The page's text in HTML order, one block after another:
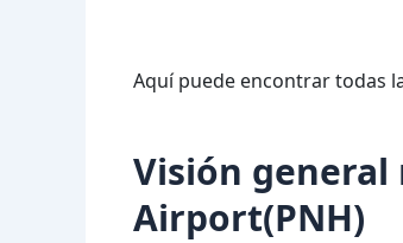
Aquí puede encontrar todas
Visión general
Airport(PNH)